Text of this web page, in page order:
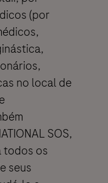
(por
no local de
SOS,
todos os
seus